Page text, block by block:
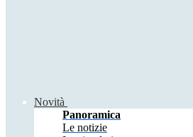
Novità
Panoramica
Le notizie